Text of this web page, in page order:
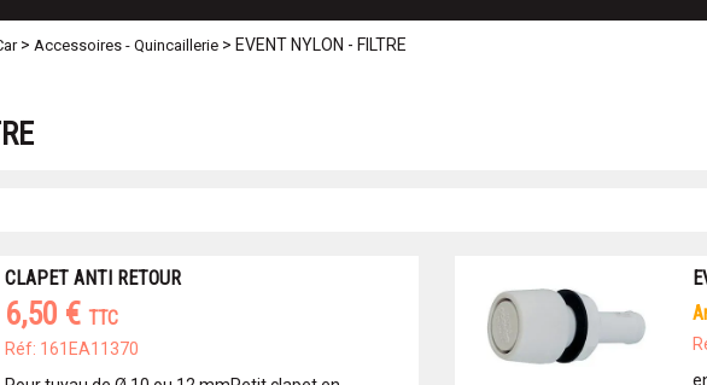
> Accessoires - Quincaillerie > EVENT NYLON - FILTRE
CLAPET ANTI RETOUR
6,50 € TTC
Réf: 161EA11370